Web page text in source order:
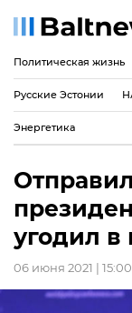
Политическая жизнь
Русские Эстонии
Энергетика
угодил в
06 июня 2021 | 15:00